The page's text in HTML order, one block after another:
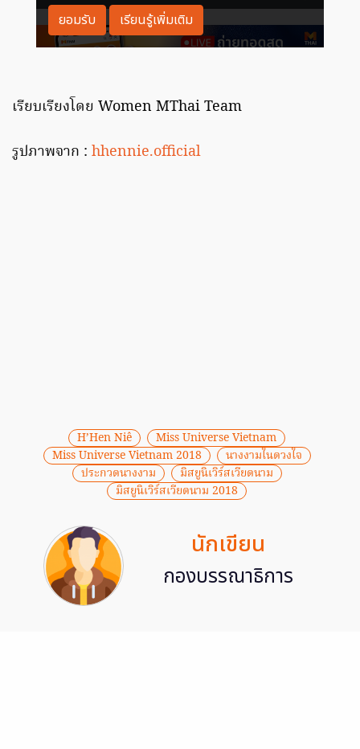
เรียบเรียงโดย Women MThai Team
รูปภาพจาก : hhennie.official
H’Hen Niê
Miss Universe Vietnam
Miss Universe Vietnam 2018
นางงามในดวงใจ
ประกวดนางงาม
มิสยูนิเวิร์สเวียดนาม
มิสยูนิเวิร์สเวียดนาม 2018
นักเขียน
กองบรรณาธิการ